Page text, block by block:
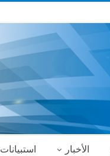
الأخبار استبيانات